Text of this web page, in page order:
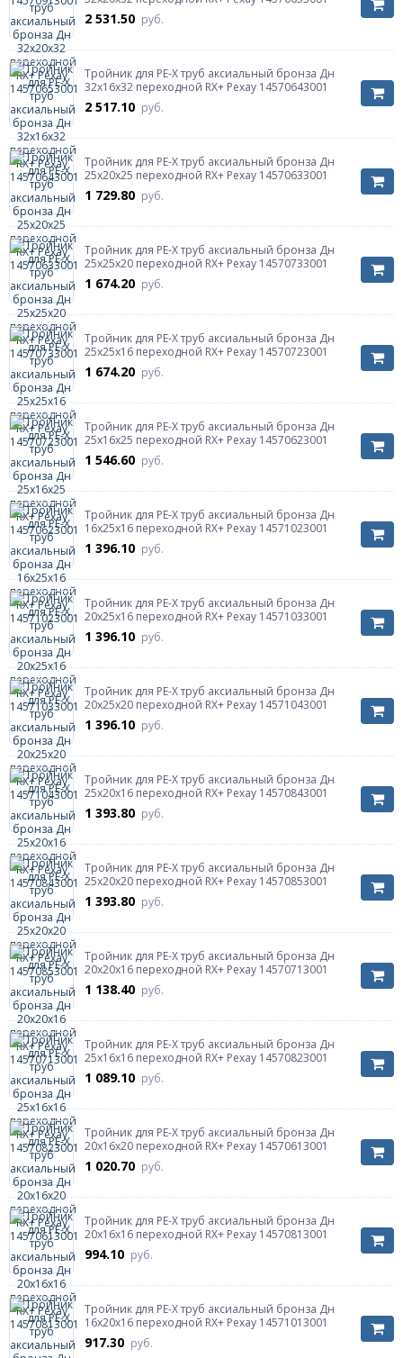
2 531.50 руб.
Тройник для PE-X труб аксиальный бронза Дн
32х16х32 переходной RX+ Рехау 14570643001
2 517.10 руб.
Тройник для PE-X труб аксиальный бронза Дн
25х20х25 переходной RX+ Рехау 14570633001
1 729.80 руб.
Тройник для PE-X труб аксиальный бронза Дн
25х25х20 переходной RX+ Рехау 14570733001
1 674.20 руб.
Тройник для PE-X труб аксиальный бронза Дн
25х25х16 переходной RX+ Рехау 14570723001
1 674.20 руб.
Тройник для PE-X труб аксиальный бронза Дн
25х16х25 переходной RX+ Рехау 14570623001
1 546.60 руб.
Тройник для PE-X труб аксиальный бронза Дн
16х25х16 переходной RX+ Рехау 14571023001
1 396.10 руб.
Тройник для PE-X труб аксиальный бронза Дн
20х25х16 переходной RX+ Рехау 14571033001
1 396.10 руб.
Тройник для PE-X труб аксиальный бронза Дн
20х25х20 переходной RX+ Рехау 14571043001
1 396.10 руб.
Тройник для PE-X труб аксиальный бронза Дн
25х20х16 переходной RX+ Рехау 14570843001
1 393.80 руб.
Тройник для PE-X труб аксиальный бронза Дн
25х20х20 переходной RX+ Рехау 14570853001
1 393.80 руб.
Тройник для PE-X труб аксиальный бронза Дн
20х20х16 переходной RX+ Рехау 14570713001
1 138.40 руб.
Тройник для PE-X труб аксиальный бронза Дн
25х16х16 переходной RX+ Рехау 14570823001
1 089.10 руб.
Тройник для PE-X труб аксиальный бронза Дн
20х16х20 переходной RX+ Рехау 14570613001
1 020.70 руб.
Тройник для PE-X труб аксиальный бронза Дн
20х16х16 переходной RX+ Рехау 14570813001
994.10 руб.
Тройник для PE-X труб аксиальный бронза Дн
16х20х16 переходной RX+ Рехау 14571013001
917.30 руб.